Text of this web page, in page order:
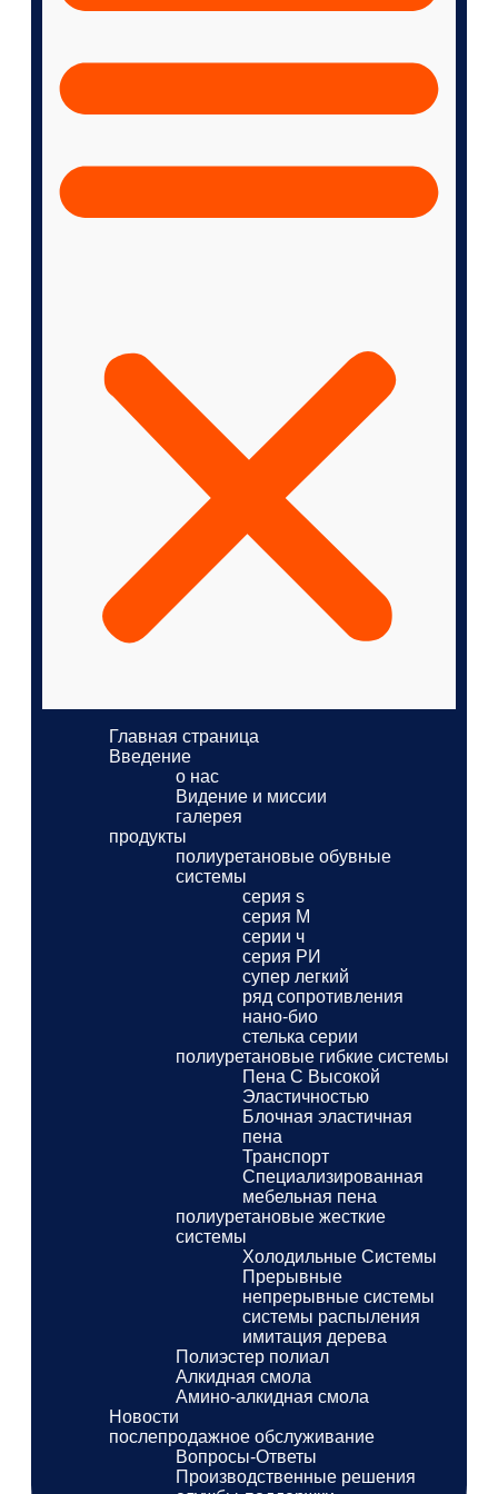
Главная страница
Введение
о нас
Видение и миссии
галерея
продукты
полиуретановые обувные
системы
серия s
серия M
серии ч
серия РИ
супер легкий
ряд сопротивления
нано-био
стелька серии
полиуретановые гибкие системы
Пена С Высокой
Эластичностью
Блочная эластичная
пена
Транспорт
Специализированная
мебельная пена
полиуретановые жесткие
системы
Холодильные Системы
Прерывные
непрерывные системы
системы распыления
имитация дерева
Полиэстер полиал
Алкидная смола
Амино-алкидная смола
Новости
послепродажное обслуживание
Вопросы-Ответы
Производственные решения